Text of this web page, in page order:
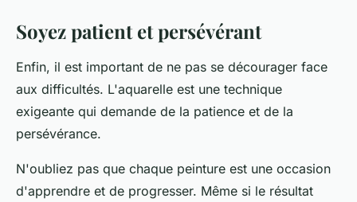
Soyez patient et persévérant
Enfin, il est important de ne pas se décourager face
aux difficultés. L'aquarelle est une technique
exigeante qui demande de la patience et de la
persévérance.
N'oubliez pas que chaque peinture est une occasion
d'apprendre et de progresser. Même si le résultat